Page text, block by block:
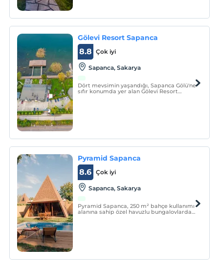
Gölevi Resort Sapanca
Çok iyi
8.8
Sapanca, Sakarya
Dört mevsimin yaşandığı, Sapanca Gölü'ne
sıfır konumda yer alan Gölevi Resort
Pyramid Sapanca
Çok iyi
8.6
Sapanca, Sakarya
Pyramid Sapanca, 250 m² bahçe kullanımı
alanına sahip özel havuzlu bungalovlardan